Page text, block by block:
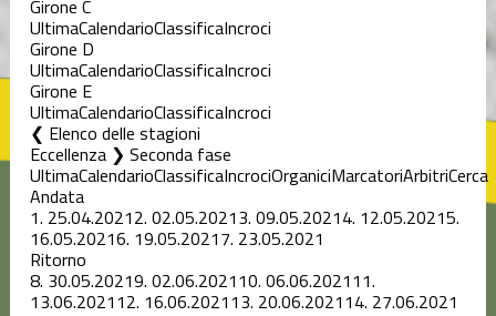
Girone C
UltimaCalendarioClassificaIncroci
Girone D
UltimaCalendarioClassificaIncroci
Girone E
UltimaCalendarioClassificaIncroci
Elenco delle stagioni
Eccellenza ❯ Seconda fase
UltimaCalendarioClassificaIncrociOrganiciMarcatoriArbitriCerca
Andata
1. 25.04.20212. 02.05.20213. 09.05.20214. 12.05.20215.
16.05.20216. 19.05.20217. 23.05.2021
Ritorno
8. 30.05.20219. 02.06.202110. 06.06.202111.
13.06.202112. 16.06.202113. 20.06.202114. 27.06.2021